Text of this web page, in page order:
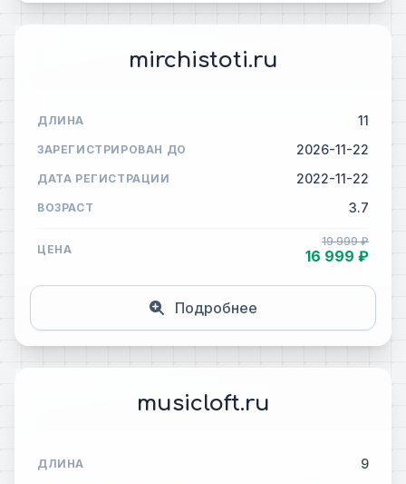
mirchistoti.ru
ДЛИНА 11
ЗАРЕГИСТРИРОВАН ДО 2026-11-22
ДАТА РЕГИСТРАЦИИ 2022-11-22
ВОЗРАСТ 3.7
ЦЕНА
19 999 ₽
16 999 ₽
Подробнее
musicloft.ru
ДЛИНА 9